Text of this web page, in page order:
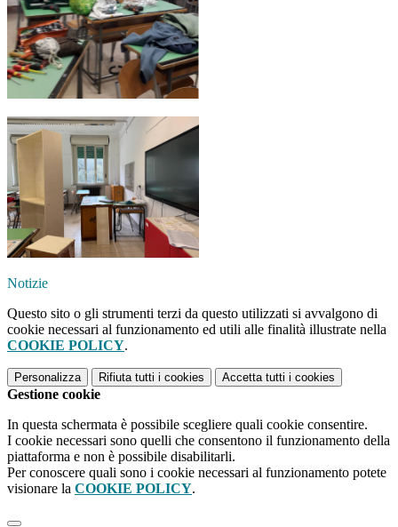
Notizie
Questo sito o gli strumenti terzi da questo utilizzati si avvalgono di
cookie necessari al funzionamento ed utili alle finalità illustrate nella
COOKIE POLICY.
Personalizza Rifiuta tutti i cookies Accetta tutti i cookies
Gestione cookie
In questa schermata è possibile scegliere quali cookie consentire.
I cookie necessari sono quelli che consentono il funzionamento della
piattaforma e non è possibile disabilitarli.
Per conoscere quali sono i cookie necessari al funzionamento potete
visionare la COOKIE POLICY.